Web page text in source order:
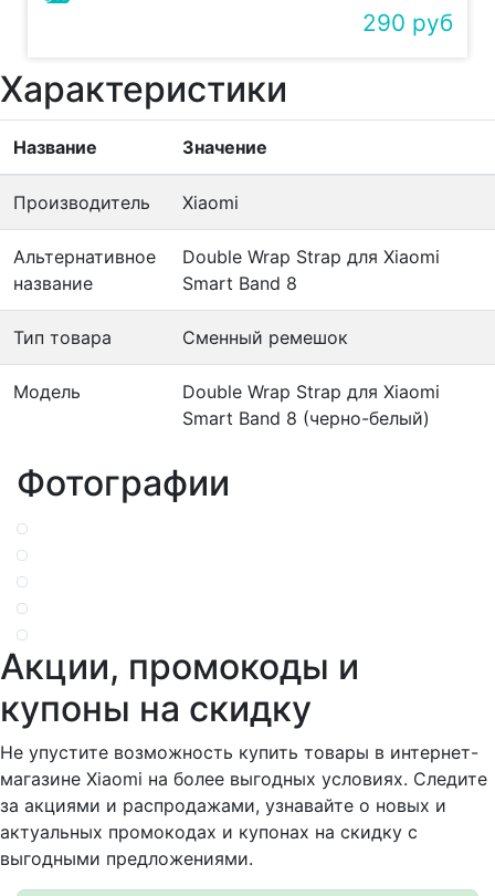
290 руб
Характеристики
Название Значение
Производитель Xiaomi
Альтернативное
название
Double Wrap Strap для Xiaomi
Smart Band 8
Тип товара Сменный ремешок
Модель
Double Wrap Strap для Xiaomi
Smart Band 8 (черно-белый)
Фотографии
Акции, промокоды и
купоны на скидку
Не упустите возможность купить товары в интернет-
магазине Xiaomi на более выгодных условиях. Следите
за акциями и распродажами, узнавайте о новых и
актуальных промокодах и купонах на скидку с
выгодными предложениями.